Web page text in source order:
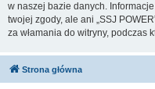
w naszej bazie danych.
twojej zgody, ale ani „SSJ
za włamania do witryny, podczas
Strona główna